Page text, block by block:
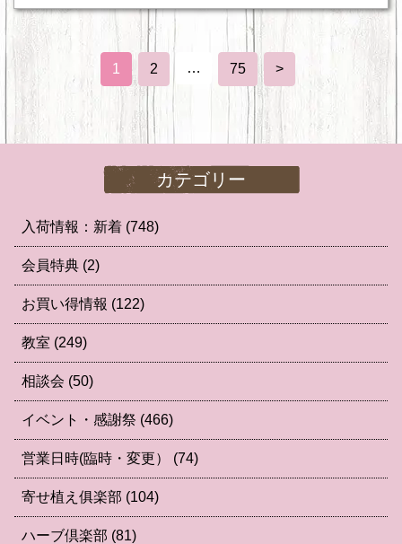
1 2 … 75 >
カテゴリー
入荷情報：新着 (748)
会員特典 (2)
お買い得情報 (122)
教室 (249)
相談会 (50)
イベント・感謝祭 (466)
営業日時(臨時・変更） (74)
寄せ植え俱楽部 (104)
ハーブ倶楽部 (81)